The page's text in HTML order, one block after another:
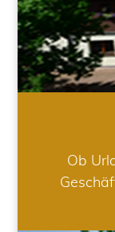
Ob